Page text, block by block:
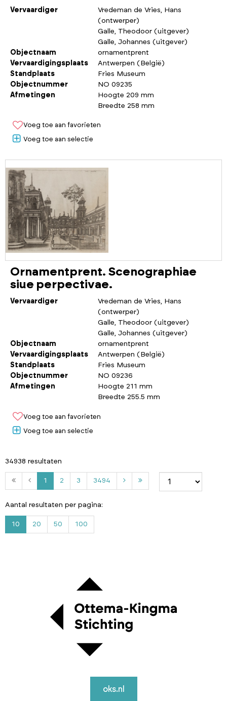
Vervaardiger
Vredeman de Vries, Hans
(ontwerper)
Galle, Theodoor (uitgever)
Galle, Johannes (uitgever)
Objectnaam
ornamentprent
Vervaardigingsplaats
Antwerpen (België)
Standplaats
Fries Museum
Objectnummer
NO 09235
Afmetingen
Hoogte 209 mm
Breedte 258 mm
Voeg toe aan favorieten
Voeg toe aan selectie
Ornamentprent. Scenographiae
siue perpectivae.
Vervaardiger
Vredeman de Vries, Hans
(ontwerper)
Galle, Theodoor (uitgever)
Galle, Johannes (uitgever)
Objectnaam
ornamentprent
Vervaardigingsplaats
Antwerpen (België)
Standplaats
Fries Museum
Objectnummer
NO 09236
Afmetingen
Hoogte 211 mm
Breedte 255.5 mm
Voeg toe aan favorieten
Voeg toe aan selectie
34938 resultaten
1 2 3 3494
4
Aantal resultaten per pagina:
10 20 50 100
oks.nl